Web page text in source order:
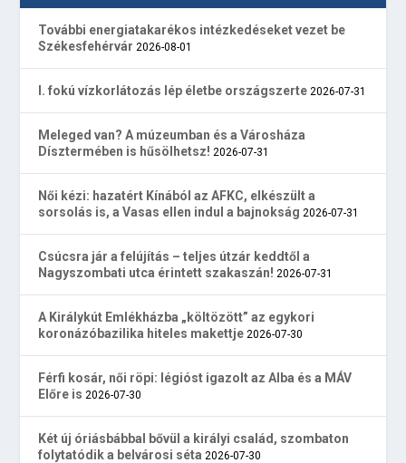
További energiatakarékos intézkedéseket vezet be
Székesfehérvár 2026-08-01
I. fokú vízkorlátozás lép életbe országszerte 2026-07-31
Meleged van? A múzeumban és a Városháza
Dísztermében is hűsölhetsz! 2026-07-31
Női kézi: hazatért Kínából az AFKC, elkészült a
sorsolás is, a Vasas ellen indul a bajnokság 2026-07-31
Csúcsra jár a felújítás – teljes útzár keddtől a
Nagyszombati utca érintett szakaszán! 2026-07-31
A Királykút Emlékházba „költözött” az egykori
koronázóbazilika hiteles makettje 2026-07-30
Férfi kosár, női röpi: légióst igazolt az Alba és a MÁV
Előre is 2026-07-30
Két új óriásbábbal bővül a királyi család, szombaton
folytatódik a belvárosi séta 2026-07-30